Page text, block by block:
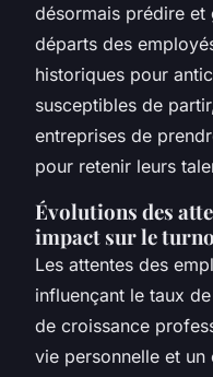
désormais prédire et
départs des
historiques pour
susceptibles de
entreprises de
pour retenir leurs
Évolutions des
impact sur le
Les attentes des
influençant le taux de
de croissance
vie personnelle et